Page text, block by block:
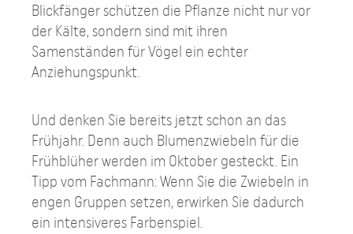
Blickfänger schützen die Pflanze nicht nur vor
der Kälte, sondern sind mit ihren
Samenständen für Vögel ein echter
Anziehungspunkt.
Und denken Sie bereits jetzt schon an das
Frühjahr. Denn auch Blumenzwiebeln für die
Frühblüher werden im Oktober gesteckt. Ein
Tipp vom Fachmann: Wenn Sie die Zwiebeln in
engen Gruppen setzen, erwirken Sie dadurch
ein intensiveres Farbenspiel.